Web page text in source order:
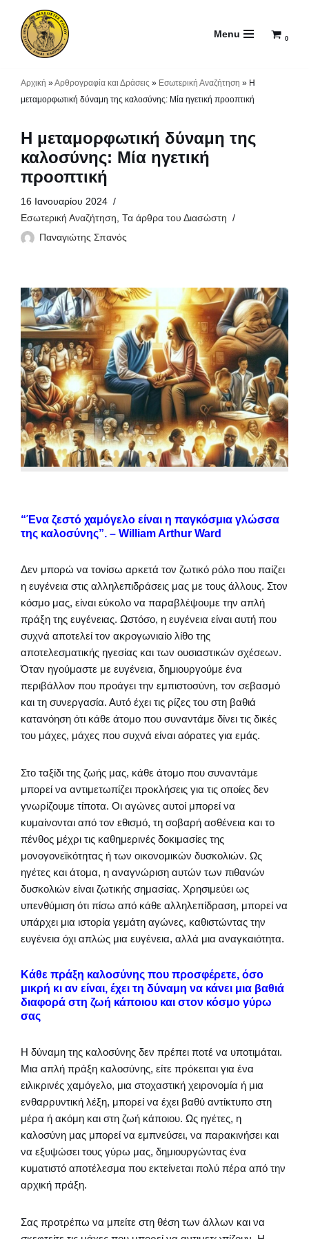
Μεταπηδήστε
Menu 0
Αρχική »Αρθρογραφία και Δράσεις » Εσωτερική Αναζήτηση » Η
μεταμορφωτική δύναμη της καλοσύνης: Μία ηγετική προοπτική
Η μεταμορφωτική δύναμη της
καλοσύνης: Μία ηγετική
προοπτική
16 Ιανουαρίου 2024
Εσωτερική Αναζήτηση, Τα άρθρα του Διασώστη
Παναγιώτης Σπανός
“Ένα ζεστό χαμόγελο είναι η παγκόσμια γλώσσα
της καλοσύνης”. – William Arthur Ward
Δεν μπορώ να τονίσω αρκετά τον ζωτικό ρόλο που παίζει
η ευγένεια στις αλληλεπιδράσεις μας με τους άλλους. Στον
κόσμο μας, είναι εύκολο να παραβλέψουμε την απλή
πράξη της ευγένειας. Ωστόσο, η ευγένεια είναι αυτή που
συχνά αποτελεί τον ακρογωνιαίο λίθο της
αποτελεσματικής ηγεσίας και των ουσιαστικών σχέσεων.
Όταν ηγούμαστε με ευγένεια, δημιουργούμε ένα
περιβάλλον που προάγει την εμπιστοσύνη, τον σεβασμό
και τη συνεργασία. Αυτό έχει τις ρίζες του στη βαθιά
κατανόηση ότι κάθε άτομο που συναντάμε δίνει τις δικές
του μάχες, μάχες που συχνά είναι αόρατες για εμάς.
Στο ταξίδι της ζωής μας, κάθε άτομο που συναντάμε
μπορεί να αντιμετωπίζει προκλήσεις για τις οποίες δεν
γνωρίζουμε τίποτα. Οι αγώνες αυτοί μπορεί να
κυμαίνονται από τον εθισμό, τη σοβαρή ασθένεια και το
πένθος μέχρι τις καθημερινές δοκιμασίες της
μονογονεϊκότητας ή των οικονομικών δυσκολιών. Ως
ηγέτες και άτομα, η αναγνώριση αυτών των πιθανών
δυσκολιών είναι ζωτικής σημασίας. Χρησιμεύει ως
υπενθύμιση ότι πίσω από κάθε αλληλεπίδραση, μπορεί να
υπάρχει μια ιστορία γεμάτη αγώνες, καθιστώντας την
ευγένεια όχι απλώς μια ευγένεια, αλλά μια αναγκαιότητα.
Κάθε πράξη καλοσύνης που προσφέρετε, όσο
μικρή κι αν είναι, έχει τη δύναμη να κάνει μια βαθιά
διαφορά στη ζωή κάποιου και στον κόσμο γύρω
σας
Η δύναμη της καλοσύνης δεν πρέπει ποτέ να υποτιμάται.
Μια απλή πράξη καλοσύνης, είτε πρόκειται για ένα
ειλικρινές χαμόγελο, μια στοχαστική χειρονομία ή μια
ενθαρρυντική λέξη, μπορεί να έχει βαθύ αντίκτυπο στη
μέρα ή ακόμη και στη ζωή κάποιου. Ως ηγέτες, η
καλοσύνη μας μπορεί να εμπνεύσει, να παρακινήσει και
να εξυψώσει τους γύρω μας, δημιουργώντας ένα
κυματιστό αποτέλεσμα που εκτείνεται πολύ πέρα από την
αρχική πράξη.
Σας προτρέπω να μπείτε στη θέση των άλλων και να